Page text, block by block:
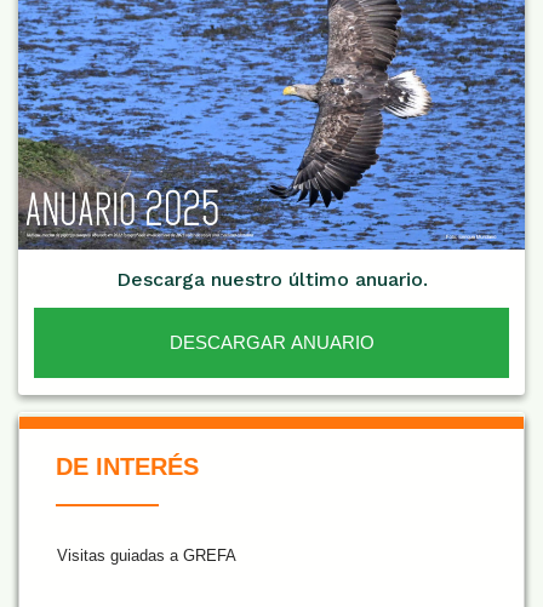
Descarga nuestro último anuario.
DESCARGAR ANUARIO
De Interés NARANJA
DE INTERÉS
Visitas guiadas a GREFA